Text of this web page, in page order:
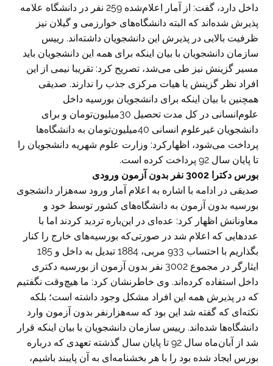
داخل دارد، گفت: از آمار اعلام‌شده 259 نفر در دانشگاه علامه
پذیرش شده‌اند که البته دانشگاه‌های خوارزمی و گیلان نیز
ظرفیت بالایی در پذیرش این دانشجویان داشته‌اند. رییس
سازمان دانشجویان با بیان اینکه برای همه این دانشجویان باید
مسیر گزینش نیز طی می‌شد، تصریح کرد: تقریبا نیمی از این
افراد نظر گزینش یا هیات مرکزی جذب را ندارند. صدیقی
همچنین با بیان اینکه برای دانشجویان بورسیه داخل
علوم‌انسانی در کل مدت تحصیل 30میلیون‌تومان و برای
دانشجویان غیرعلوم انسانی 40میلیون‌تومان به دانشگاه‌ها
پرداخت می‌شود، اظهارکرد: وزارت علوم شهریه دانشجویان را
تا پایان سال 92 پرداخت کرده است.
بورس دکترا 3002 نفر بدون آزمون ورودی
صدیقی در ادامه با اشاره به اعلام آمار ورود سه‌هزار دانشجوی
بورسیه بدون آزمون به دانشگاه‌های کشور توسط خود و
معاونانش اظهار کرد: عده‌ای در این‌باره تردید کردند اما با
عددهایی که اعلام شد در صورتی‌که بورسیه‌های خارج را کنار
بگذاریم با احتساب 933 مربی، 1884 تبدیل به داخل و 185
ایثارگر در مجموع 3002 نفر بدون آزمون از بورسیه دکتری
داخل استفاده کرده‌اند. وی خاطرنشان کرد: ما هیچ‌وقت نگفتیم
که در پذیرش همه این افراد مشکل وجود داشته است؛ بلکه
نکته‌ای که گفته شد این بود که سه‌هزارنفر بدون آزمون وارد
دانشگاه‌ها شده‌اند. رییس سازمان دانشجویان با بیان اینکه قرار
شد از ‌آبان‌ماه سال 92 تا پایان سال گذشته تعهدی که درباره
بورس ایجاد شده بود را با هر بخشنامه‌ای به آن پایبند باشیم،